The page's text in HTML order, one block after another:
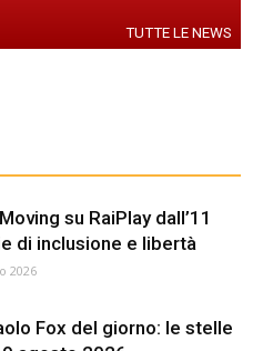
TUTTE LE NEWS
su RaiPlay dall’11
di inclusione e libertà
2026
Fox del giorno: le stelle